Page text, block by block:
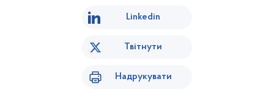
Linkedin
Твітнути
Надрукувати